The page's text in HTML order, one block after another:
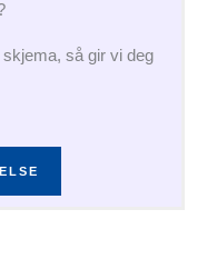
så gir vi deg